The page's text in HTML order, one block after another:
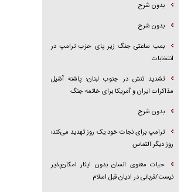
بدون شرح
بدون شرح
بمب ساعتی جنگ زیر پای حزب ترام‍پ در
انتخابات
تشدید تنش در جنوب لبنان؛ پاشنه آشیل
مذاکرات ایران و آمریکا برای خاتمه جنگ
بدون شرح
ترامپ برای نجات خود یک روز تهدید می‌کند؛
روز دیگر التماس
حیات معنوی انسان بدون ایثار امکان‌پذیر
نیست/قربانی در ادیان قبل اسلام